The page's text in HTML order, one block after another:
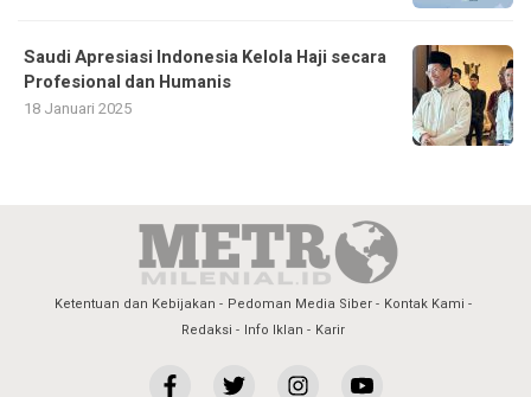
Saudi Apresiasi Indonesia Kelola Haji secara
Profesional dan Humanis
18 Januari 2025
Ketentuan dan Kebijakan Pedoman Media Siber
Kontak Kami
Redaksi
Info Iklan Karir